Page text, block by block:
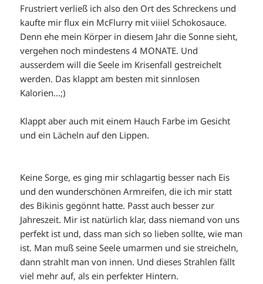
Frustriert verließ ich also den Ort des Schreckens und
kaufte mir flux ein McFlurry mit viiiel Schokosauce.
Denn ehe mein Körper in diesem Jahr die Sonne sieht,
vergehen noch mindestens 4 MONATE. Und
ausserdem will die Seele im Krisenfall gestreichelt
werden. Das klappt am besten mit sinnlosen
Kalorien…;)
Klappt aber auch mit einem Hauch Farbe im Gesicht
und ein Lächeln auf den Lippen.
Keine Sorge, es ging mir schlagartig besser nach Eis
und den wunderschönen Armreifen, die ich mir statt
des Bikinis gegönnt hatte. Passt auch besser zur
Jahreszeit. Mir ist natürlich klar, dass niemand von uns
perfekt ist und, dass man sich so lieben sollte, wie man
ist. Man muß seine Seele umarmen und sie streicheln,
dann strahlt man von innen. Und dieses Strahlen fällt
viel mehr auf, als ein perfekter Hintern.